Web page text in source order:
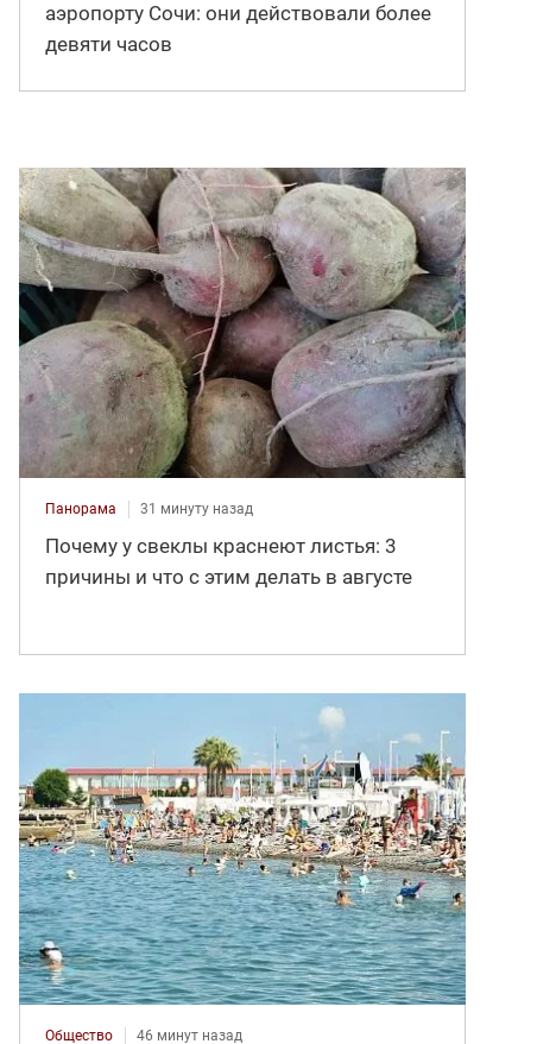
аэропорту Сочи: они действовали более
девяти часов
Панорама 31 минуту назад
Почему у свеклы краснеют листья: 3
причины и что с этим делать в августе
Общество 46 минут назад